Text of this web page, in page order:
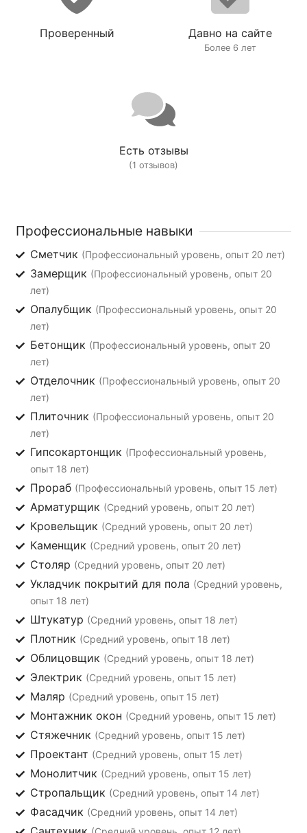
Проверенный Давно на сайте
Более 6 лет
Есть отзывы
(1 отзывов)
Профессиональные навыки
Сметчик (Профессиональный уровень, опыт 20 лет)
Замерщик (Профессиональный уровень, опыт 20
лет)
Опалубщик (Профессиональный уровень, опыт 20
лет)
Бетонщик (Профессиональный уровень, опыт 20
лет)
Отделочник (Профессиональный уровень, опыт 20
лет)
Плиточник (Профессиональный уровень, опыт 20
лет)
Гипсокартонщик (Профессиональный уровень,
опыт 18 лет)
Прораб (Профессиональный уровень, опыт 15 лет)
Арматурщик (Средний уровень, опыт 20 лет)
Кровельщик (Средний уровень, опыт 20 лет)
Каменщик (Средний уровень, опыт 20 лет)
Столяр (Средний уровень, опыт 20 лет)
Укладчик покрытий для пола (Средний уровень,
опыт 18 лет)
Штукатур (Средний уровень, опыт 18 лет)
Плотник (Средний уровень, опыт 18 лет)
Облицовщик (Средний уровень, опыт 18 лет)
Электрик (Средний уровень, опыт 15 лет)
Маляр (Средний уровень, опыт 15 лет)
Монтажник окон (Средний уровень, опыт 15 лет)
Стяжечник (Средний уровень, опыт 15 лет)
Проектант (Средний уровень, опыт 15 лет)
Монолитчик (Средний уровень, опыт 15 лет)
Стропальщик (Средний уровень, опыт 14 лет)
Фасадчик (Средний уровень, опыт 14 лет)